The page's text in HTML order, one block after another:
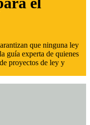
que ninguna ley
guía experta de quienes
proyectos de ley y